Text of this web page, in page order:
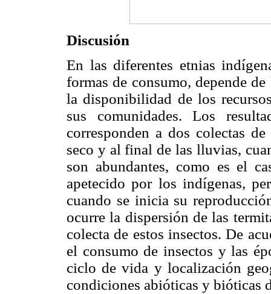
Discusión
En las diferentes etnias
formas de consumo, depende
la disponibilidad de los
sus comunidades. Los
corresponden a dos colectas
seco y al final de las lluvias,
son abundantes, como es el
apetecido por los indígenas,
cuando se inicia su
ocurre la dispersión de las
colecta de estos insectos. De
el consumo de insectos y las
ciclo de vida y localización
condiciones abióticas y bióticas